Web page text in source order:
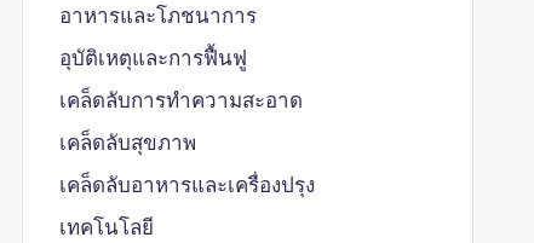
อาหารและโภชนาการ
อุบัติเหตุและการฟื้นฟู
เคล็ดลับการทำความสะอาด
เคล็ดลับสุขภาพ
เคล็ดลับอาหารและเครื่องปรุง
เทคโนโลยี